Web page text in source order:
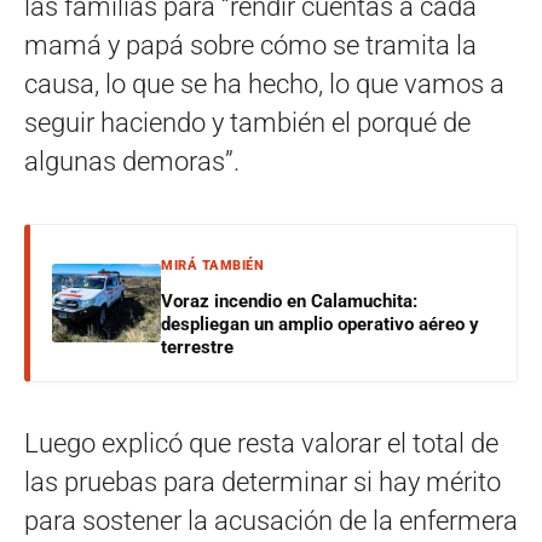
las familias para “rendir cuentas a cada
mamá y papá sobre cómo se tramita la
causa, lo que se ha hecho, lo que vamos a
seguir haciendo y también el porqué de
algunas demoras”.
MIRÁ TAMBIÉN
Voraz incendio en Calamuchita:
despliegan un amplio operativo aéreo y
terrestre
Luego explicó que resta valorar el total de
las pruebas para determinar si hay mérito
para sostener la acusación de la enfermera